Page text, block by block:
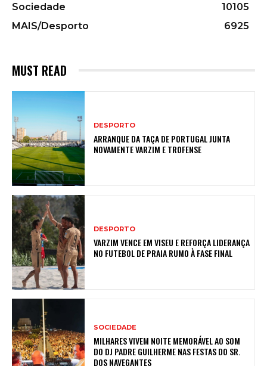
Sociedade
10105
MAIS/Desporto
6925
MUST READ
DESPORTO
ARRANQUE DA TAÇA DE PORTUGAL JUNTA
NOVAMENTE VARZIM E TROFENSE
DESPORTO
VARZIM VENCE EM VISEU E REFORÇA LIDERANÇA
NO FUTEBOL DE PRAIA RUMO À FASE FINAL
SOCIEDADE
MILHARES VIVEM NOITE MEMORÁVEL AO SOM
DO DJ PADRE GUILHERME NAS FESTAS DO SR.
DOS NAVEGANTES